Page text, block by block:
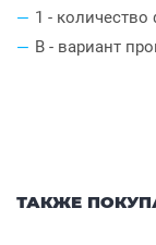
1 -
B - вариант
ТАКЖЕ